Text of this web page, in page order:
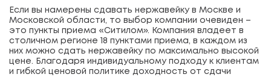
Если вы намерены сдавать нержавейку в Москве и
Московской области, то выбор компании очевиден –
это пункты приема «Ситилом». Компания владеет в
столичном регионе 18 пунктами приема, в каждом из
них можно сдать нержавейку по максимально высокой
цене. Благодаря индивидуальному подходу к клиентам
и гибкой ценовой политике доходность от сдачи